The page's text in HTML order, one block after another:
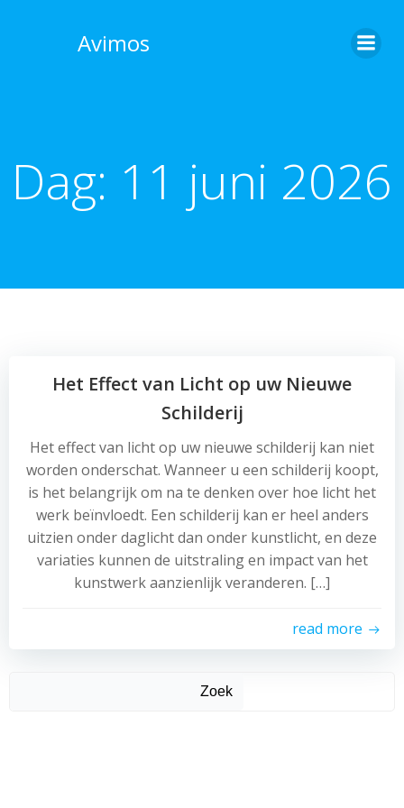
Avimos
Dag: 11 juni 2026
Het Effect van Licht op uw Nieuwe
Schilderij
Het effect van licht op uw nieuwe schilderij kan niet
worden onderschat. Wanneer u een schilderij koopt,
is het belangrijk om na te denken over hoe licht het
werk beïnvloedt. Een schilderij kan er heel anders
uitzien onder daglicht dan onder kunstlicht, en deze
variaties kunnen de uitstraling en impact van het
kunstwerk aanzienlijk veranderen. […]
read more
Zoek